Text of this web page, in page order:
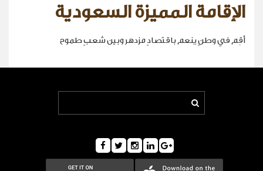
الإقامة المميزة السعودية
أقِم في وطنٍ ينعم باقتصادٍ مزدهر وبين شعبٍ طموح